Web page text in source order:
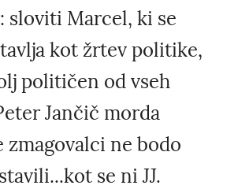
sloviti Marcel, ki se
kot žrtev politike,
političen od vseh
Jančič morda
zmagovalci ne bodo
se ni JJ.